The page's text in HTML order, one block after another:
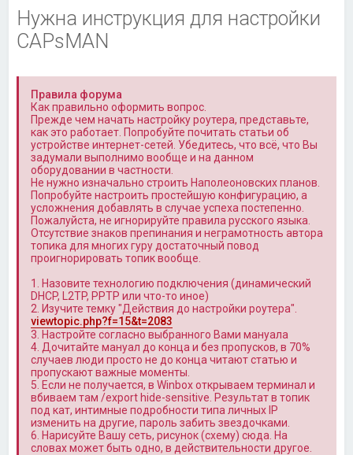
Нужна инструкция для настройки
CAPsMAN
Правила форума
Как правильно оформить вопрос.
Прежде чем начать настройку роутера, представьте,
как это работает. Попробуйте почитать статьи об
устройстве интернет-сетей. Убедитесь, что всё, что Вы
задумали выполнимо вообще и на данном
оборудовании в частности.
Не нужно изначально строить Наполеоновских планов.
Попробуйте настроить простейшую конфигурацию, а
усложнения добавлять в случае успеха постепенно.
Пожалуйста, не игнорируйте правила русского языка.
Отсутствие знаков препинания и неграмотность автора
топика для многих гуру достаточный повод
проигнорировать топик вообще.
1. Назовите технологию подключения (динамический
DHCP, L2TP, PPTP или что-то иное)
2. Изучите темку "Действия до настройки роутера".
viewtopic.php?f=15&t=2083
3. Настройте согласно выбранного Вами мануала
4. Дочитайте мануал до конца и без пропусков, в 70%
случаев люди просто не до конца читают статью и
пропускают важные моменты.
5. Если не получается, в Winbox открываем терминал и
вбиваем там /export hide-sensitive. Результат в топик
под кат, интимные подробности типа личных IP
изменить на другие, пароль забить звездочками.
6. Нарисуйте Вашу сеть, рисунок (схему) сюда. На
словах может быть одно, в действительности другое.